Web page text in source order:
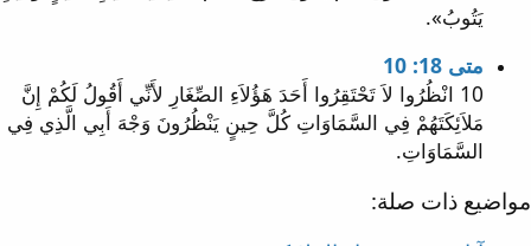
يَتُوبُ».
متى 18: 10
10 انْظُرُوا لاَ تَحْتَقِرُوا أَحَدَ هَؤُلاَءِ الصِّغَارِ لأَنِّي أَقُولُ لَكُمْ إِنَّ
مَلاَئِكَتَهُمْ فِي السَّمَاوَاتِ كُلَّ حِينٍ يَنْظُرُونَ وَجْهَ أَبِي الَّذِي فِي
السَّمَاوَاتِ.
مواضيع ذات صلة: